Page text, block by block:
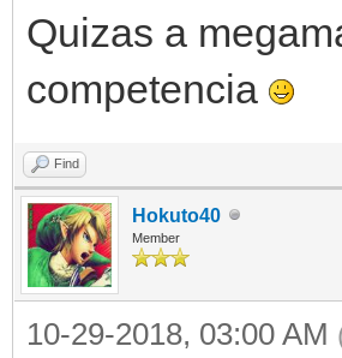
Quizas a
competencia
Find
Hokuto40
Member
10-29-2018, 03:00 AM